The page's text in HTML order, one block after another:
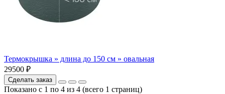
Термокрышка » длина до 150 см » овальная
29500 ₽
Сделать заказ
Показано с 1 по 4 из 4 (всего 1 страниц)